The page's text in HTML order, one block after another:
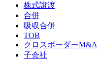
株式譲渡
合併
吸収合併
TOB
クロスボーダーM&A
子会社